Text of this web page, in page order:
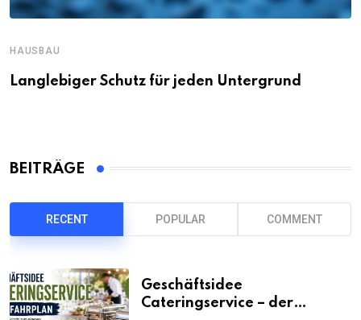
HAUSBAU
Langlebiger Schutz für jeden Untergrund
BEITRÄGE
RECENT POPULAR COMMENT
Geschäftsidee
Cateringservice – der